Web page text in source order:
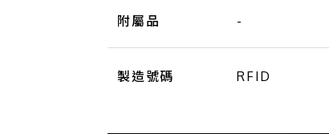
附屬品 -
製造號碼 RFID